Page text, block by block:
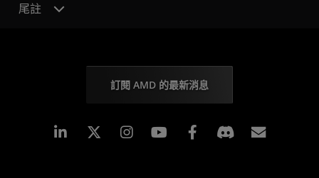
尾註
訂閱 AMD 的最新消息
Linkedin Instagram Facebook